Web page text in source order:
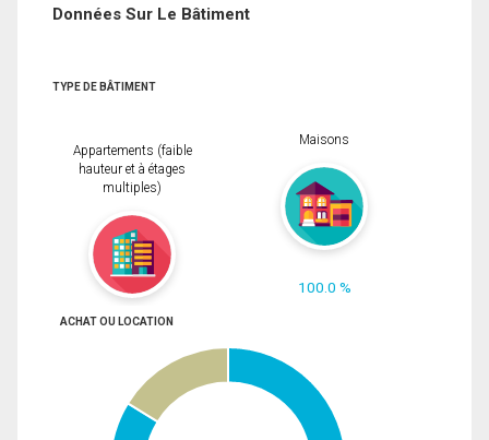
Données Sur Le Bâtiment
TYPE DE BÂTIMENT
Appartements (faible
hauteur et à étages
multiples)
Maisons
100.0 %
ACHAT OU LOCATION